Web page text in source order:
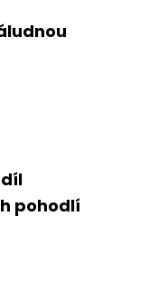
díl
pohodlí